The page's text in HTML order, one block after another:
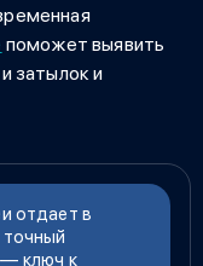
поможет выявить
затылок и
отдает в
— ключ к